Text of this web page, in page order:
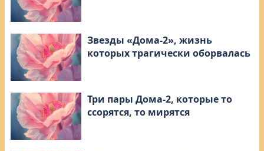
Звезды «Дома-2», жизнь
которых трагически оборвалась
Три пары Дома-2, которые то
ссорятся, то мирятся